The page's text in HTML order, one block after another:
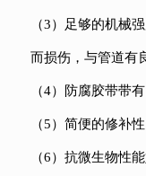
（3）足够的机械
而损伤，与管道有
（4）防腐胶带带
（5）简便的修补
（6）抗微生物性能